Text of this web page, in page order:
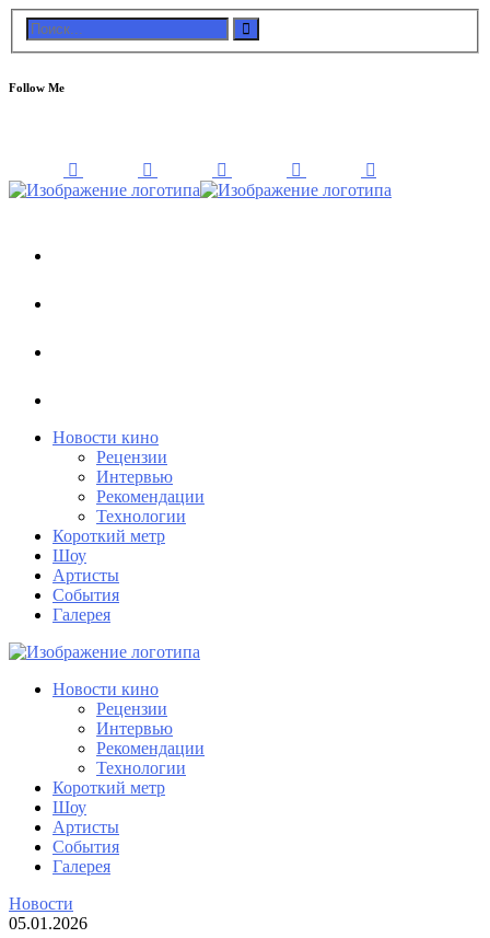
Follow Me
Новости кино
Рецензии
Интервью
Рекомендации
Технологии
Короткий метр
Шоу
Артисты
События
Галерея
Новости кино
Рецензии
Интервью
Рекомендации
Технологии
Короткий метр
Шоу
Артисты
События
Галерея
Новости
05.01.2026